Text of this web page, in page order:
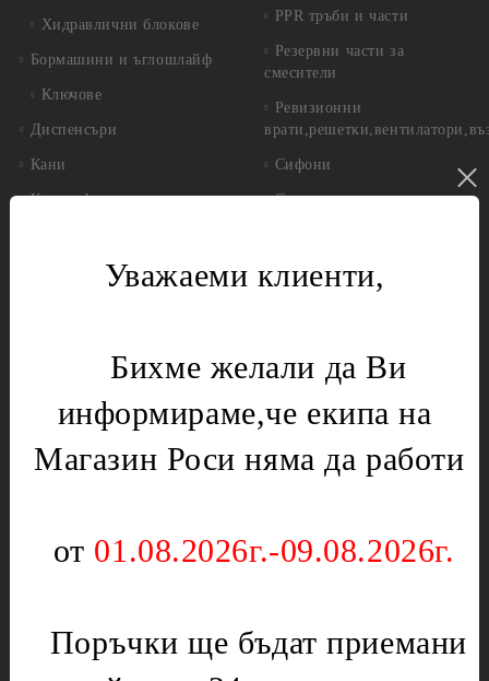
Хидравлични блокове
Бормашини и ъглошлайф
Ключове
Диспенсъри
Кани
Калорифер
Микровълнови печки
Диоди и предпазители
Моторчета
Подложки,водачи,кръстачки,обръчи
Отоплителни печки
PPR тръби и части
Резервни части за
смесители
Ревизионни
Сифони
Смукатели
Инструменти за градината
Нургаз
Оргаз
Мембрани
Котлони
Уреди за кухнята
Уважаеми клиенти,
Бихме желали да Ви
информираме,че екипа на
Магазин Роси няма да работи
от 01.08.2026г.-09.08.2026г.
Поръчки ще бъдат приемани